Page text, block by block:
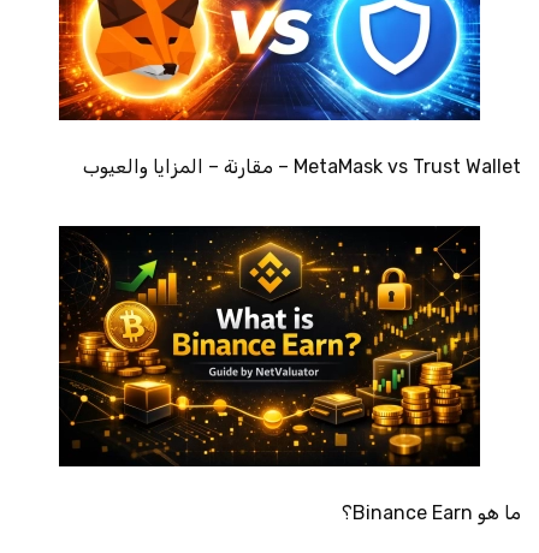
MetaMask vs Trust Wallet – مقارنة – المزايا والعيوب
ما هو Binance Earn؟